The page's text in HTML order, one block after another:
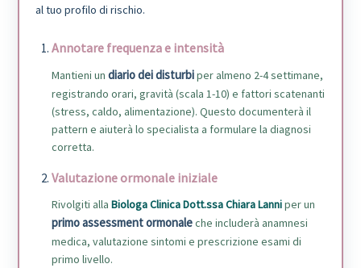
al tuo profilo di rischio.
Annotare frequenza e intensità
Mantieni un diario dei disturbiper almeno 2-4 settimane,
registrando orari, gravità (scala 1-10) e fattori scatenanti
(stress, caldo, alimentazione). Questo documenterà il
pattern e aiuterà lo specialista a formulare la diagnosi
corretta.
Valutazione ormonale iniziale
Rivolgiti alla Biologa Clinica Dott.ssa Chiara Lanniper un
primo assessment ormonaleche includerà anamnesi
medica, valutazione sintomi e prescrizione esami di
primo livello.